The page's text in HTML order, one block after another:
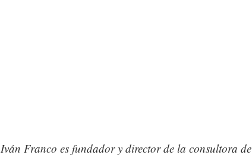
Iván Franco es fundador y director de la consultora de